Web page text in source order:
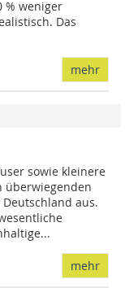
% weniger
Das
mehr
sowie kleinere
überwiegenden
aus.
mehr